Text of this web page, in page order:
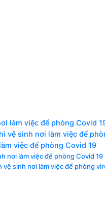
làm việc để phòng Covid
vệ sinh nơi làm việc để
việc để phòng Covid 19
nơi làm việc để phòng Covid 19
vệ sinh nơi làm việc để phòng